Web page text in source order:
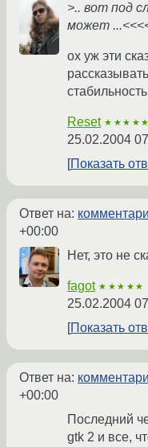
>.. вот под
может
ох уж эти
Reset ★★★★★
25.02.2004
Показать
Ответ на:
+00:00
Нет, это не
fagot ★★★★★
25.02.2004
Показать
Ответ на:
+00:00
Последний
gtk 2 и все,